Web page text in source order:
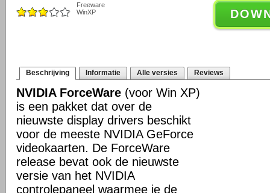
Freeware
WinXP
Beschrijving Informatie Alle versies Reviews
NVIDIA ForceWare (voor Win XP)
is een pakket dat over de
nieuwste display drivers beschikt
voor de meeste NVIDIA GeForce
videokaarten. De ForceWare
release bevat ook de nieuwste
versie van het NVIDIA
controlepaneel waarmee je de